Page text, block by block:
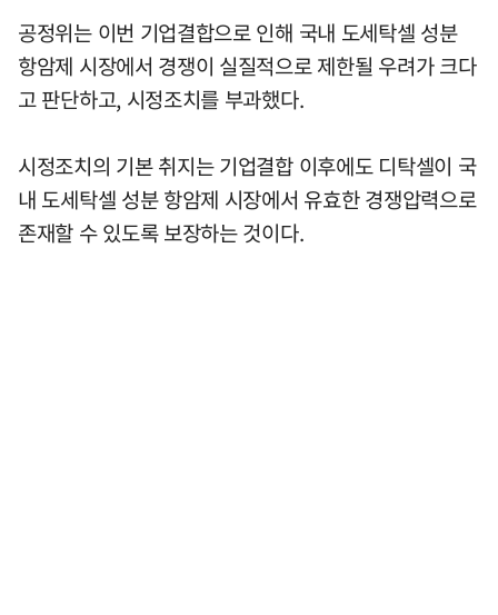
공정위는 이번 기업결합으로 인해 국내 도세탁셀 성분
항암제 시장에서 경쟁이 실질적으로 제한될 우려가 크다
고 판단하고, 시정조치를 부과했다.
시정조치의 기본 취지는 기업결합 이후에도 디탁셀이 국
내 도세탁셀 성분 항암제 시장에서 유효한 경쟁압력으로
존재할 수 있도록 보장하는 것이다.